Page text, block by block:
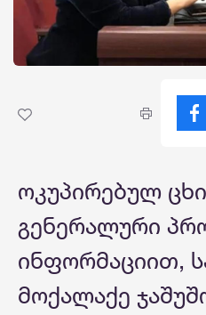
ოკუპირებულ
გენერალური
ინფორმაციით,
მოქალაქე